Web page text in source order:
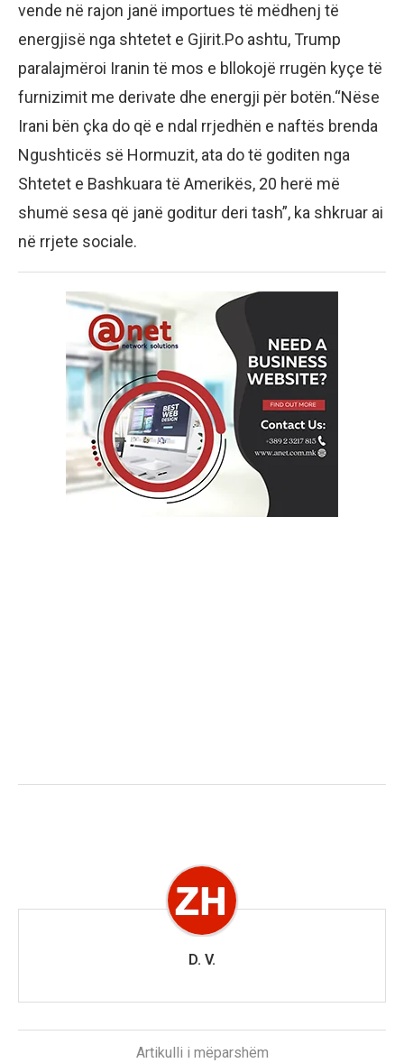
vende në rajon janë importues të mëdhenj të
energjisë nga shtetet e Gjirit.Po ashtu, Trump
paralajmëroi Iranin të mos e bllokojë rrugën kyçe të
furnizimit me derivate dhe energji për botën.“Nëse
Irani bën çka do që e ndal rrjedhën e naftës brenda
Ngushticës së Hormuzit, ata do të goditen nga
Shtetet e Bashkuara të Amerikës, 20 herë më
shumë sesa që janë goditur deri tash”, ka shkruar ai
në rrjete sociale.
D. V.
Artikulli i mëparshëm